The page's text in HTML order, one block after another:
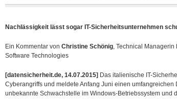
Nachlässigkeit lässt sogar IT-Sicherheitsunternehmen
Ein Kommentar von Christine Schönig, Technical Managerin
Software Technologies
[datensicherheit.de, 14.07.2015] Das italienische IT-
Cyberangriffs und meldete Anfang Juni einen
unbekannte Schwachstelle im Windows-Betriebssystem und